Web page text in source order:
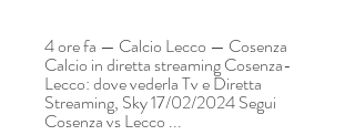
4 ore fa — Calcio Lecco — Cosenza
Calcio in diretta streaming Cosenza-
Lecco: dove vederla Tv e Diretta
Streaming, Sky 17/02/2024 Segui
Cosenza vs Lecco ...